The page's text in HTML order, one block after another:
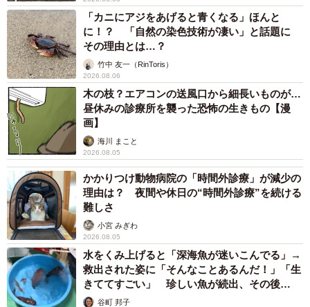
車のすぐそばを歩くタンチョウの群れ／やよいさん（@yayoi_5kidslife）
提供
やよいさんが撮影した動画に映っていたタンチョウは10羽
ほど。鳴き声は聞こえなかったものの、車が来ても動じる
ことなく歩き、逃げるどころか近づいてくるようにも見え
たのだとか。
「カニにアジをあげると青くなる」ほんと
に！？ 「自然の染色技術が凄い」と話題に
その理由とは…？
竹中 友一（RinToris）
2026.08.06
木の枝？エアコンの送風口から細長いものが…
昼休みの診療所を襲った恐怖の生きもの【漫
画】
海川 まこと
2026.08.05
かかりつけ動物病院の「時間外診療」が減少の
理由は？ 夜間や休日の“時間外診療”を続ける
難しさ
小宮 みぎわ
2026.08.05
水をくみ上げると「深海魚が迷いこんでる」→
救出された姿に「そんなことあるんだ！」「生
きててすごい」 珍しい魚が続出、その後
は……谷町 邦子